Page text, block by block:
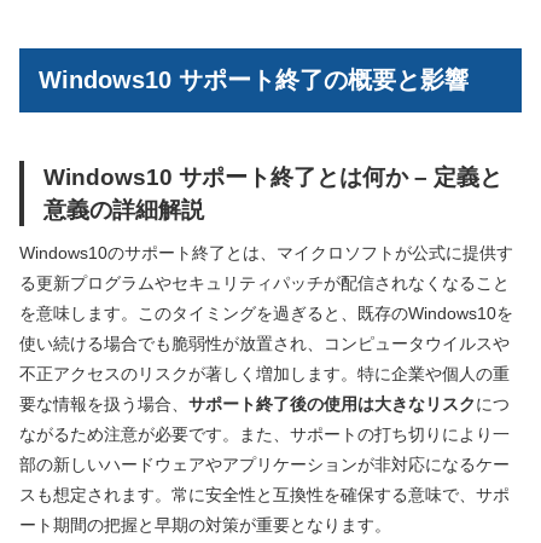
Windows10 サポート終了の概要と影響
Windows10 サポート終了とは何か – 定義と
意義の詳細解説
Windows10のサポート終了とは、マイクロソフトが公式に提供す
る更新プログラムやセキュリティパッチが配信されなくなること
を意味します。このタイミングを過ぎると、既存のWindows10を
使い続ける場合でも脆弱性が放置され、コンピュータウイルスや
不正アクセスのリスクが著しく増加します。特に企業や個人の重
要な情報を扱う場合、 サポート終了後の使用は大きなリスクにつ
ながるため注意が必要です。また、サポートの打ち切りにより一
部の新しいハードウェアやアプリケーションが非対応になるケー
スも想定されます。常に安全性と互換性を確保する意味で、サポ
ート期間の把握と早期の対策が重要となります。